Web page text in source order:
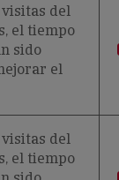
del
el tiempo
sido
el
del
el tiempo